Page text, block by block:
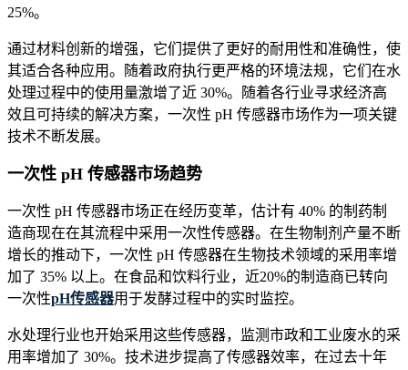
25%。
通过材料创新的增强，它们提供了更好的耐用性和准确性，使
其适合各种应用。随着政府执行更严格的环境法规，它们在水
处理过程中的使用量激增了近 30%。随着各行业寻求经济高
效且可持续的解决方案，一次性 pH 传感器市场作为一项关键
技术不断发展。
一次性 pH 传感器市场趋势
一次性 pH 传感器市场正在经历变革，估计有 40% 的制药制
造商现在在其流程中采用一次性传感器。在生物制剂产量不断
增长的推动下，一次性 pH 传感器在生物技术领域的采用率增
加了 35% 以上。在食品和饮料行业，近20%的制造商已转向
一次性pH传感器用于发酵过程中的实时监控。
水处理行业也开始采用这些传感器，监测市政和工业废水的采
用率增加了 30%。技术进步提高了传感器效率，在过去十年